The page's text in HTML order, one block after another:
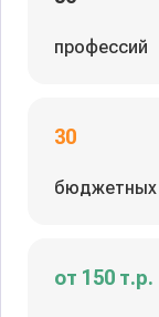
профессий
30
бюджетных
от 150 т.р.